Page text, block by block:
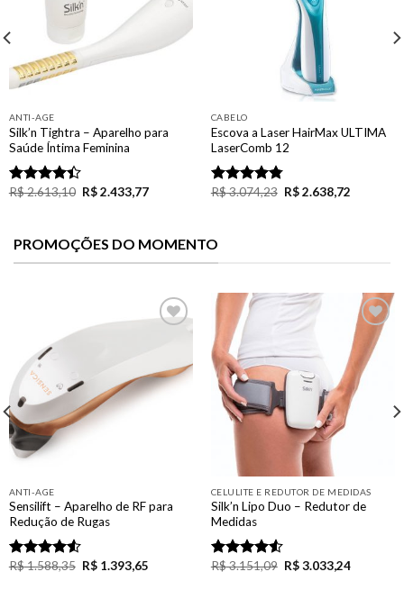
ANTI-AGE
Silk’n Tightra – Aparelho para
Saúde Íntima Feminina
Rated
R$2.613,10 R$2.433,77
CABELO
Escova a Laser HairMax ULTIMA
LaserComb 12
Rated4.75
R$3.074,23 R$2.638,72
PROMOÇÕES DO MOMENTO
ANTI-AGE
Sensilift – Aparelho de RF para
Redução de Rugas
Rated
R$1.588,35 R$1.393,65
Add to
Wishlist
CELULITE E REDUTOR DE MEDIDAS
Silk’n Lipo Duo – Redutor de
Medidas
Rated
R$3.151,09 R$3.033,24